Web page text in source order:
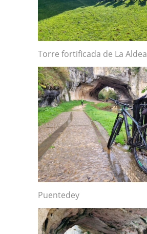
Torre fortificada de La Aldea
Puentedey